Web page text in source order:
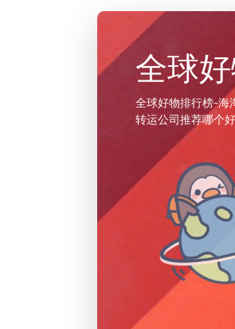
全球
全球好物排行榜-海
转运公司推荐哪个好